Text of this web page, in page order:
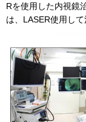
Rを使用した内視鏡
は、LASER使用して